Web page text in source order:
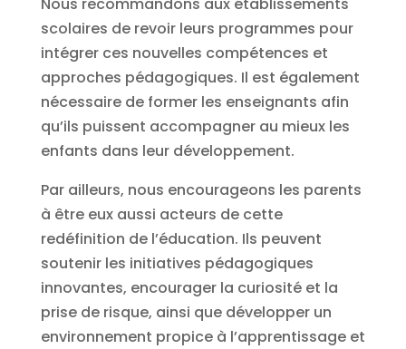
scolaires de revoir leurs programmes pour
intégrer ces nouvelles compétences et
approches pédagogiques. Il est également
nécessaire de former les enseignants afin
qu’ils puissent accompagner au mieux les
enfants dans leur développement.
Par ailleurs, nous encourageons les parents
à être eux aussi acteurs de cette
redéfinition de l’éducation. Ils peuvent
soutenir les initiatives pédagogiques
innovantes, encourager la curiosité et la
prise de risque, ainsi que développer un
environnement propice à l’apprentissage et